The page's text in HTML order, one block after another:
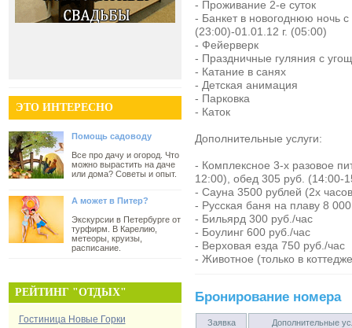
ЭТО ИНТЕРЕСНО
Помощь садоводу
Все про дачу и огород. Что
можно вырастить на даче
или дома? Советы и опыт.
А может в Питер?
Экскурсии в Петербурге от
турфирм. В Карелию,
метеоры, круизы,
расписание.
РЕЙТИНГ "ОТДЫХ"
Гостиница Новые Горки
- Проживание 2-е суток
- Банкет в новогоднюю ночь
(23:00)-01.01.12 г. (05:00)
- Фейерверк
- Праздничные гуляния с
- Катание в санях
- Детская анимация
- Парковка
- Каток
Дополнительные услуги:
- Комплексное 3-х разовое
12:00), обед 305 руб. (14:00-
- Сауна 3500 рублей (2х
- Русская баня на плаву 8
- Бильярд 300 руб./час
- Боулинг 600 руб./час
- Верховая езда 750 руб./час
- Животное (только в
Бронирование номера
Заявка Дополнительные